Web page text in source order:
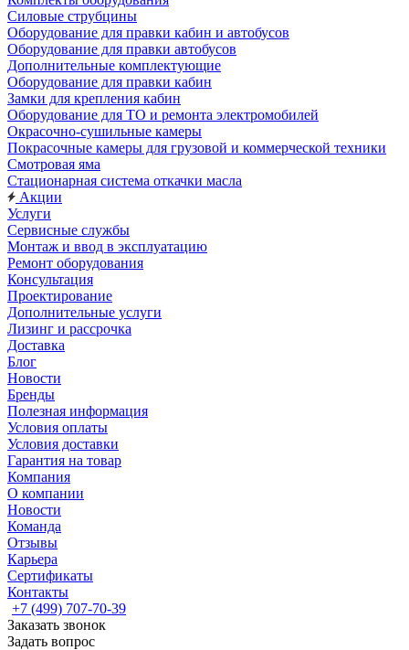
Силовые струбцины
Оборудование для правки кабин и автобусов
Оборудование для правки автобусов
Дополнительные комплектующие
Оборудование для правки кабин
Замки для крепления кабин
Оборудование для ТО и ремонта электромобилей
Окрасочно-сушильные камеры
Покрасочные камеры для грузовой и коммерческой техники
Смотровая яма
Стационарная система откачки масла
Акции
Услуги
Сервисные службы
Монтаж и ввод в эксплуатацию
Ремонт оборудования
Консультация
Проектирование
Дополнительные услуги
Лизинг и рассрочка
Доставка
Блог
Новости
Бренды
Полезная информация
Условия оплаты
Условия доставки
Гарантия на товар
Компания
О компании
Новости
Команда
Отзывы
Карьера
Сертификаты
Контакты
+7 (499) 707-70-39
Заказать звонок
Задать вопрос